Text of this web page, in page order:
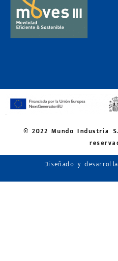
© 2022 Mundo Industria
Diseñado y